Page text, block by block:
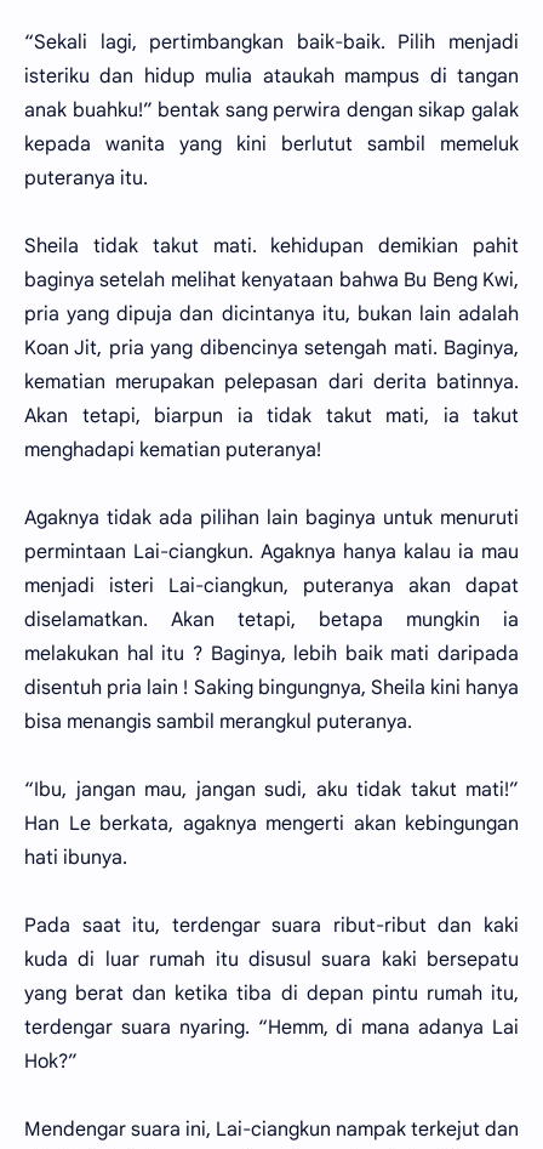
“Sekali lagi, pertimbangkan baik-baik. Pilih menjadi
isteriku dan hidup mulia ataukah mampus di tangan
anak buahku!” bentak sang perwira dengan sikap galak
kepada wanita yang kini berlutut sambil memeluk
puteranya itu.
Sheila tidak takut mati. kehidupan demikian pahit
baginya setelah melihat kenyataan bahwa Bu Beng Kwi,
pria yang dipuja dan dicintanya itu, bukan lain adalah
Koan Jit, pria yang dibencinya setengah mati. Baginya,
kematian merupakan pelepasan dari derita batinnya.
Akan tetapi, biarpun ia tidak takut mati, ia takut
menghadapi kematian puteranya!
Agaknya tidak ada pilihan lain baginya untuk menuruti
permintaan Lai-ciangkun. Agaknya hanya kalau ia mau
menjadi isteri Lai-ciangkun, puteranya akan dapat
diselamatkan. Akan tetapi, betapa mungkin ia
melakukan hal itu ? Baginya, lebih baik mati daripada
disentuh pria lain ! Saking bingungnya, Sheila kini hanya
bisa menangis sambil merangkul puteranya.
“Ibu, jangan mau, jangan sudi, aku tidak takut mati!”
Han Le berkata, agaknya mengerti akan kebingungan
hati ibunya.
Pada saat itu, terdengar suara ribut-ribut dan kaki
kuda di luar rumah itu disusul suara kaki bersepatu
yang berat dan ketika tiba di depan pintu rumah itu,
terdengar suara nyaring. “Hemm, di mana adanya Lai
Hok?”
Mendengar suara ini, Lai-ciangkun nampak terkejut dan